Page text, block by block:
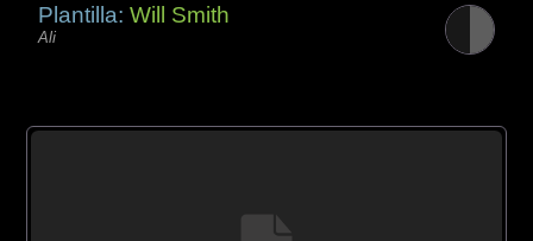
Plantilla:Will Smith
Ali